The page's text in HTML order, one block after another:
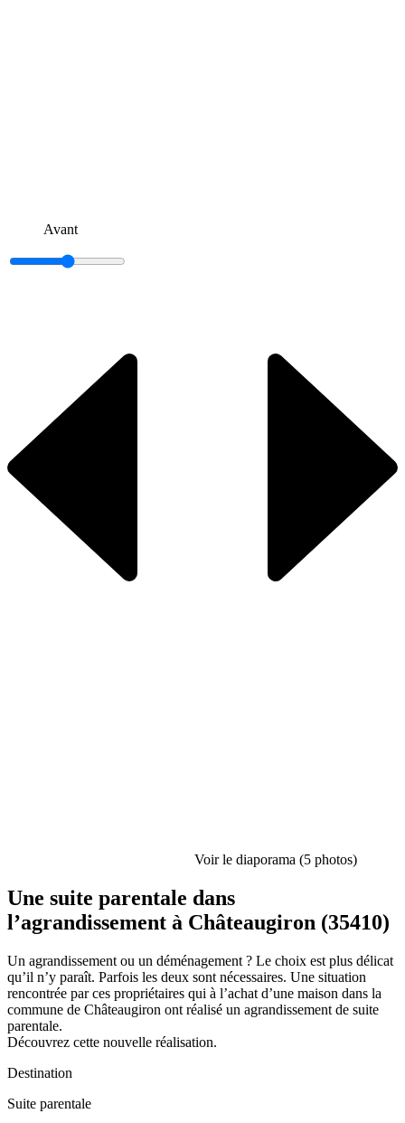
Avant
Voir le diaporama (5 photos)
Une suite parentale dans
l’agrandissement à Châteaugiron (35410)
Un agrandissement ou un déménagement ? Le choix est plus délicat
qu’il n’y paraît. Parfois les deux sont nécessaires. Une situation
rencontrée par ces propriétaires qui à l’achat d’une maison dans la
commune de Châteaugiron ont réalisé un agrandissement de suite
parentale.
Découvrez cette nouvelle réalisation.
Destination
Suite parentale